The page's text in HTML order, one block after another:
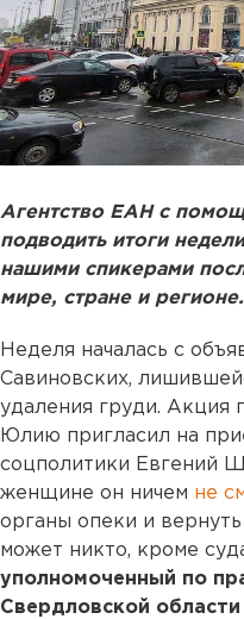
Агентство ЕАН с
подводить итоги
нашими спикерами
мире, стране и регионе.
Неделя началась с
Савиновских,
удаления груди. Акция
Юлию пригласил на
соцполитики Евгений
женщине он ничем не
органы опеки и
может никто, кроме
уполномоченный по
Свердловской